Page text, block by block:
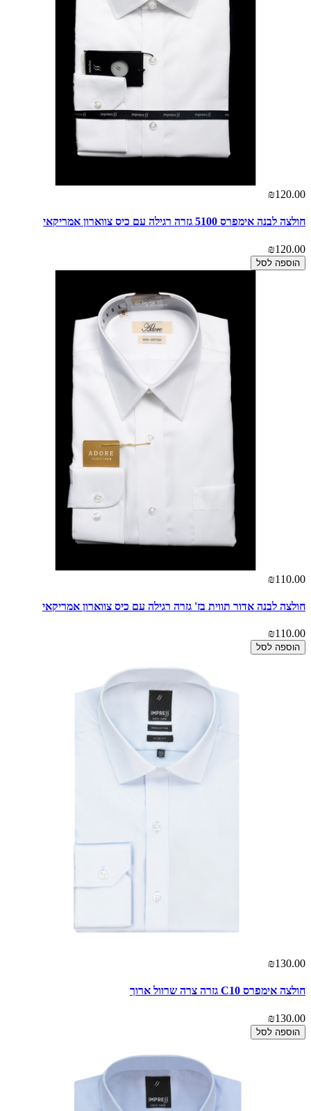
₪120.00
חולצה לבנה אימפרס 5100 גזרה רגילה עם כיס צווארון אמריקאי
₪120.00
הוספה לסל
₪110.00
חולצה לבנה אדור תווית בז' גזרה רגילה עם כיס צווארון אמריקאי
₪110.00
הוספה לסל
₪130.00
חולצה אימפרס C10 גזרה צרה שרוול ארוך
₪130.00
הוספה לסל